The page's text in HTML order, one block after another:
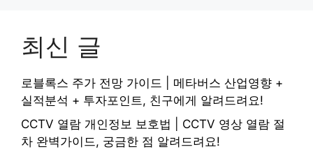
최신 글
로블록스 주가 전망 가이드 | 메타버스 산업영향 +
실적분석 + 투자포인트, 친구에게 알려드려요!
CCTV 열람 개인정보 보호법 | CCTV 영상 열람 절
차 완벽가이드, 궁금한 점 알려드려요!